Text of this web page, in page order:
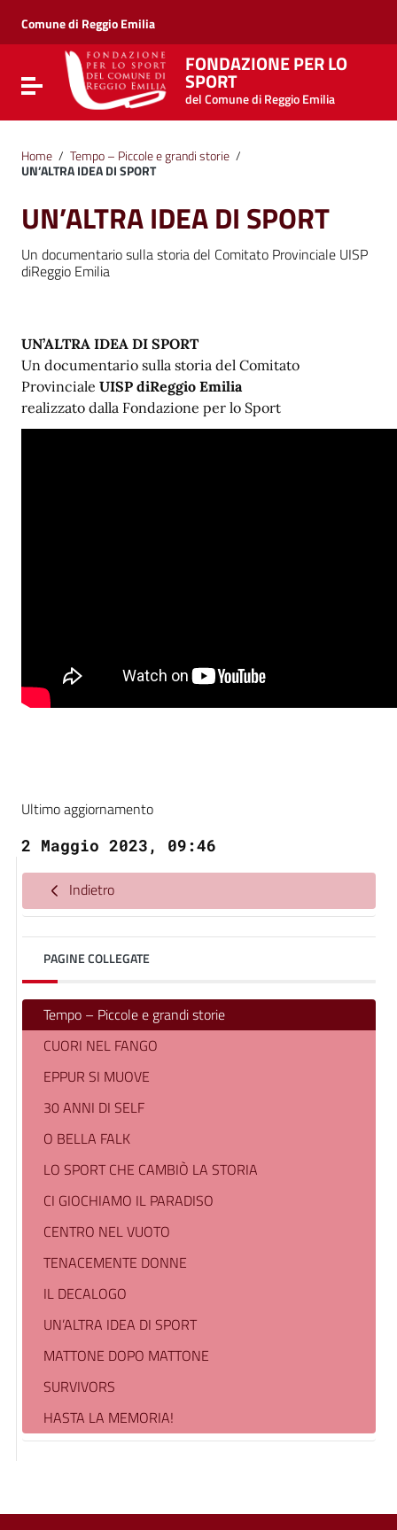
Vai al menu di navigazione
Vai al footer
Comune di Reggio Emilia
Attiva / disattiva la navigazione
FONDAZIONE PER LO
SPORT
del Comune di Reggio Emilia
Home / Tempo – Piccole e grandi storie /
UN’ALTRA IDEA DI SPORT
UN’ALTRA IDEA DI SPORT
Un documentario sulla storia del Comitato Provinciale UISP
diReggio Emilia
UN’ALTRA IDEA DI SPORT
Un documentario sulla storia del Comitato
Provinciale UISP diReggio Emilia
realizzato dalla Fondazione per lo Sport
Ultimo aggiornamento
2 Maggio 2023, 09:46
Indietro
PAGINE COLLEGATE
Tempo – Piccole e grandi storie
CUORI NEL FANGO
EPPUR SI MUOVE
30 ANNI DI SELF
O BELLA FALK
LO SPORT CHE CAMBIÒ LA STORIA
CI GIOCHIAMO IL PARADISO
CENTRO NEL VUOTO
TENACEMENTE DONNE
IL DECALOGO
UN’ALTRA IDEA DI SPORT
MATTONE DOPO MATTONE
SURVIVORS
HASTA LA MEMORIA!